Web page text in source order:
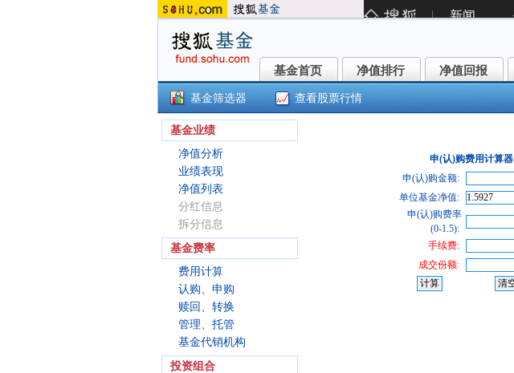
基金首页
基金首页 净值排行
净值排行 净值回报
净值回报
基金筛选器 查看股票行情
基金业绩
净值分析
业绩表现
净值列表
分红信息
拆分信息
基金费率
费用计算
认购、申购
赎回、转换
管理、托管
基金代销机构
投资组合
申(认)购费用计算器
申(认)购金额:
单位基金净值:
申(认)购费率
(0-1.5):
手续费:
成交份额: